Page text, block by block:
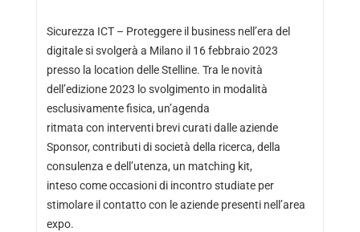
Sicurezza ICT – Proteggere il business nell’era del
digitale si svolgerà a Milano il 16 febbraio 2023
presso la location delle Stelline. Tra le novità
dell’edizione 2023 lo svolgimento in modalità
esclusivamente fisica, un’agenda
ritmata con interventi brevi curati dalle aziende
Sponsor, contributi di società della ricerca, della
consulenza e dell’utenza, un matching kit,
inteso come occasioni di incontro studiate per
stimolare il contatto con le aziende presenti nell’area
expo.